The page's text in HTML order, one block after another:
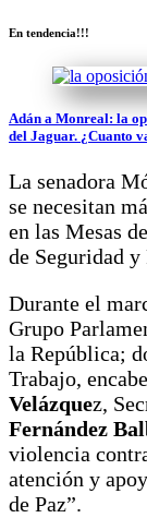
En tendencia!!!
Adán a Monreal: la
del Jaguar. ¿Cuanto
La senadora
se necesitan
en las Mesas
de Seguridad
Durante el
Grupo
la República;
Trabajo,
Velázquez,
Fernández
violencia
atención y
de Paz”.